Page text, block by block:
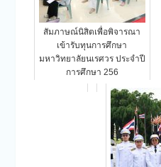
สัมภาษณ์นิสิตเพื่อพิจารณา
เข้ารับทุนการศึกษา
มหาวิทยาลัยนเรศวร ประจำปี
การศึกษา 256